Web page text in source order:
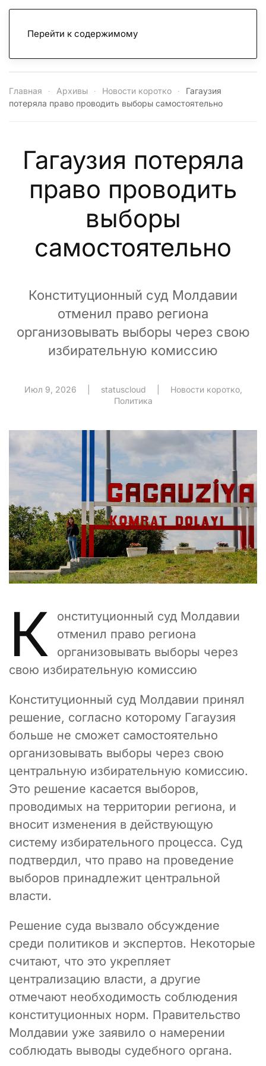
Перейти к содержимому
Главная Архивы Новости коротко
Гагаузия
потеряла право проводить выборы самостоятельно
Гагаузия потеряла
право проводить
выборы
самостоятельно
Конституционный суд Молдавии
отменил право региона
организовывать выборы через свою
избирательную комиссию
Июл 9, 2026 statuscloud Новости коротко,
Политика
К
онституционный суд Молдавии
отменил право региона
организовывать выборы через
свою избирательную комиссию
Конституционный суд Молдавии принял
решение, согласно которому Гагаузия
больше не сможет самостоятельно
организовывать выборы через свою
центральную избирательную комиссию.
Это решение касается выборов,
проводимых на территории региона, и
вносит изменения в действующую
систему избирательного процесса. Суд
подтвердил, что право на проведение
выборов принадлежит центральной
власти.
Решение суда вызвало обсуждение
среди политиков и экспертов. Некоторые
считают, что это укрепляет
централизацию власти, а другие
отмечают необходимость соблюдения
конституционных норм. Правительство
Молдавии уже заявило о намерении
соблюдать выводы судебного органа.